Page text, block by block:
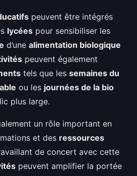
peuvent être intégrés
lycées pour sensibiliser les
d’une alimentation biologique
peuvent également
tels que les semaines du
ou les journées de la bio
plus large.
un rôle important en
et des ressources
de concert avec cette
peuvent amplifier la portée